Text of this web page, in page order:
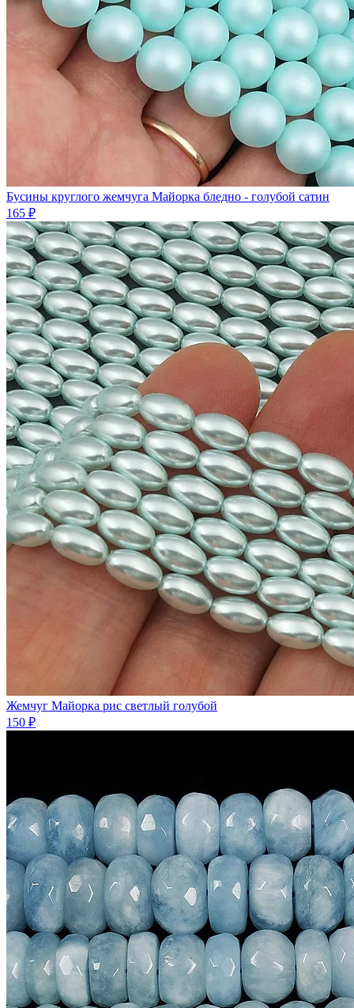
Бусины круглого жемчуга Майорка бледно - голубой сатин
165 ₽
Жемчуг Майорка рис светлый голубой
150 ₽